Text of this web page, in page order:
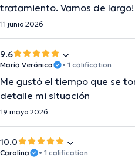
tratamiento. Vamos de largo!
11 junio 2026
9.6
María Verónica • 1 calification
Me gustó el tiempo que se
detalle mi situación
19 mayo 2026
10.0
Carolina • 1 calification